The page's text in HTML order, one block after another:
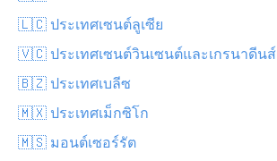
🇱🇨 ประเทศเซนต์ลูเซีย
🇻🇨 ประเทศเซนต์วินเซนต์และเกรนาดีนส์
🇧🇿 ประเทศเบลีซ
🇲🇽 ประเทศเม็กซิโก
🇲🇸 มอนต์เซอร์รัต